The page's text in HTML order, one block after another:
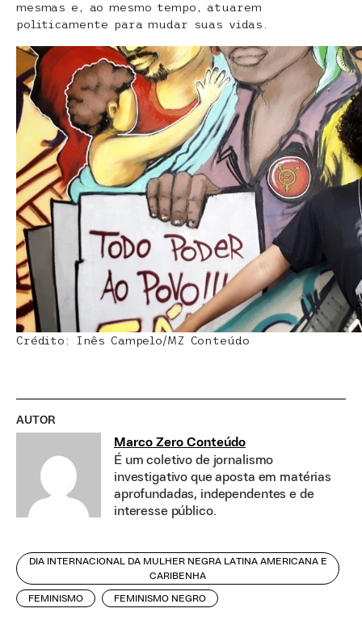
mesmas e, ao mesmo tempo, atuarem
politicamente para mudar suas vidas.
Crédito: Inês Campelo/MZ Conteúdo
AUTOR
Marco Zero Conteúdo
É um coletivo de jornalismo
investigativo que aposta em matérias
aprofundadas, independentes e de
interesse público.
DIA INTERNACIONAL DA MULHER NEGRA LATINA AMERICANA E
CARIBENHA
FEMINISMO FEMINISMO NEGRO